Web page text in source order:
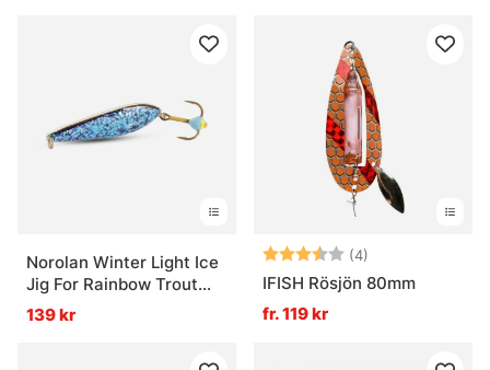
Norolan Winter Light Ice
Jig For Rainbow Trout
And Zander
139 kr
Betyg: (4)
IFISH Rösjön 80mm
fr. 119 kr